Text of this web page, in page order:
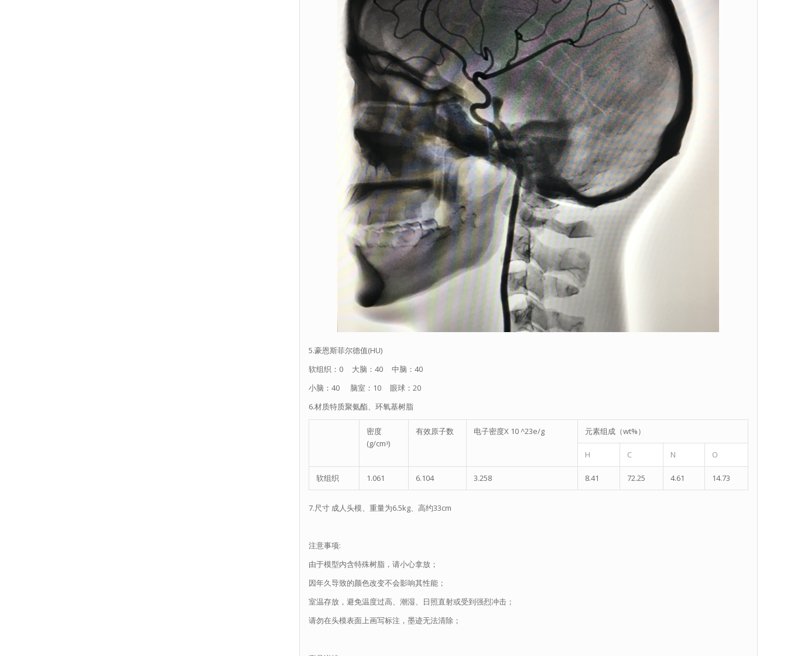
5.豪恩斯菲尔德值(HU)
软组织：0 大脑：40 中脑：40
小脑：40 脑室：10 眼球：20
6.材质特质聚氨酯、环氧基树脂
密度
(g/cmᶟ)
有效原子数 电子密度X 10 ^23e/g 元素组成（wt%）
H C N O
软组织 1.061 6.104 3.258 8.41 72.25 4.61 14.73
7.尺寸 成人头模、重量为6.5kg、高约33cm
注意事项:
由于模型内含特殊树脂，请小心拿放；
因年久导致的颜色改变不会影响其性能；
室温存放，避免温度过高、潮湿、日照直射或受到强烈冲击；
请勿在头模表面上画写标注，墨迹无法清除；